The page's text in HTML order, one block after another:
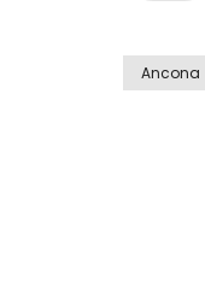
Ancona